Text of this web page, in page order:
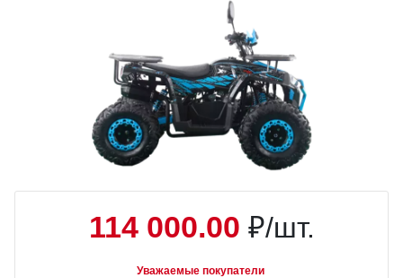
114 000.00 ₽/шт.
Уважаемые покупатели